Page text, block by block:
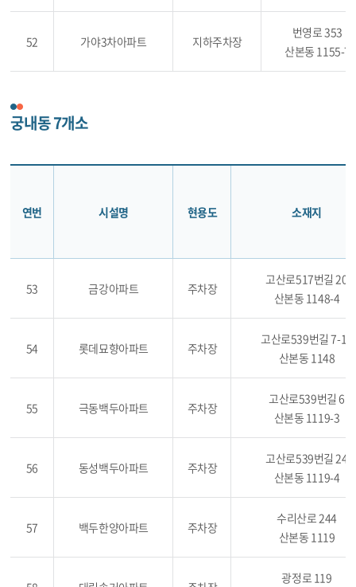
52 가야3차아파트 지하주차장
번영로 353
산본동 1155-7
궁내동 7개소
연번 시설명 현용도 소재지
53 금강아파트 주차장
고산로517번길 20
산본동 1148-4
54 롯데묘향아파트 주차장
고산로539번길 7-12
산본동 1148
55 극동백두아파트 주차장
고산로539번길 6
산본동 1119-3
56 동성백두아파트 주차장
고산로539번길 24
산본동 1119-4
57 백두한양아파트 주차장
수리산로 244
산본동 1119
광정로 119